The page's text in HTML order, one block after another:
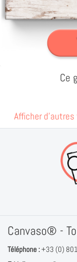
Ce
Afficher
Canvaso® -
Téléphone :+33 (0)